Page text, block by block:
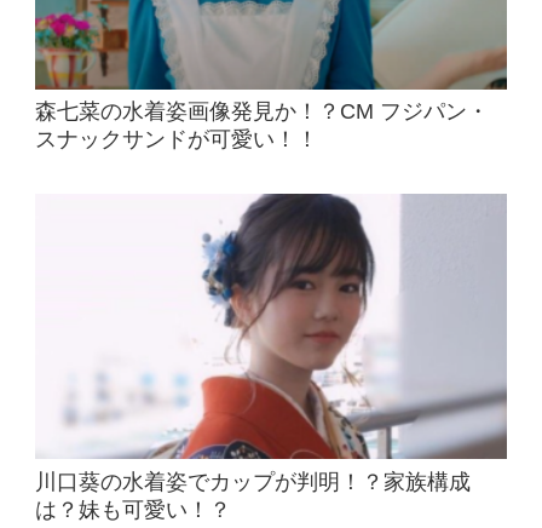
森七菜の水着姿画像発見か！？CM フジパン・
スナックサンドが可愛い！！
川口葵の水着姿でカップが判明！？家族構成
は？妹も可愛い！？